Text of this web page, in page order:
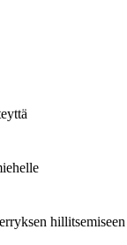
hillitsemiseen